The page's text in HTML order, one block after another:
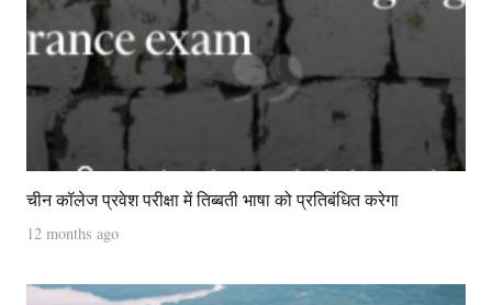
चीन कॉलेज प्रवेश परीक्षा में तिब्बती भाषा को प्रतिबंधित करेगा
12 months ago